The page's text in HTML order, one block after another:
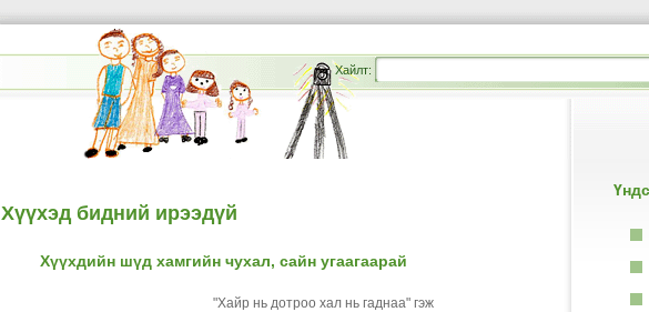
Хайлт:
Хүүхэд бидний ирээдүй
Хүүхдийн шүд хамгийн чухал, сайн угаагаарай
"Хайр нь дотроо хал нь гаднаа" гэж